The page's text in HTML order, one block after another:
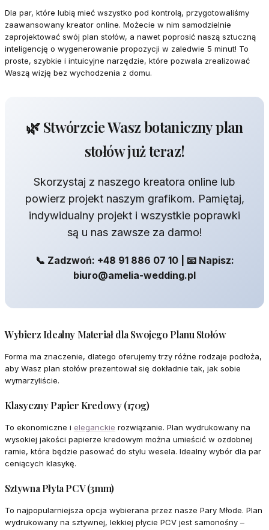
Dla par, które lubią mieć wszystko pod kontrolą, przygotowaliśmy
zaawansowany kreator online. Możecie w nim samodzielnie
zaprojektować swój plan stołów, a nawet poprosić naszą sztuczną
inteligencję o wygenerowanie propozycji w zaledwie 5 minut! To
proste, szybkie i intuicyjne narzędzie, które pozwala zrealizować
Waszą wizję bez wychodzenia z domu.
🌿 Stwórzcie Wasz botaniczny plan
stołów już teraz!
Skorzystaj z naszego kreatora online lub
powierz projekt naszym grafikom. Pamiętaj,
indywidualny projekt i wszystkie poprawki
są u nas zawsze za darmo!
📞 Zadzwoń: +48 91 886 07 10 | 📧 Napisz:
biuro@amelia-wedding.pl
Wybierz Idealny Materiał dla Swojego Planu Stołów
Forma ma znaczenie, dlatego oferujemy trzy różne rodzaje podłoża,
aby Wasz plan stołów prezentował się dokładnie tak, jak sobie
wymarzyliście.
Klasyczny Papier Kredowy (170g)
To ekonomiczne i eleganckie rozwiązanie. Plan wydrukowany na
wysokiej jakości papierze kredowym można umieścić w ozdobnej
ramie, która będzie pasować do stylu wesela. Idealny wybór dla par
ceniących klasykę.
Sztywna Płyta PCV (3mm)
To najpopularniejsza opcja wybierana przez nasze Pary Młode. Plan
wydrukowany na sztywnej, lekkiej płycie PCV jest samonośny –